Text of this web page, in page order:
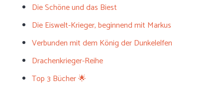
Die Schöne und das Biest
Die Eiswelt-Krieger, beginnend mit Markus
Verbunden mit dem König der Dunkelelfen
Drachenkrieger-Reihe
Top 3 Bücher 🌟